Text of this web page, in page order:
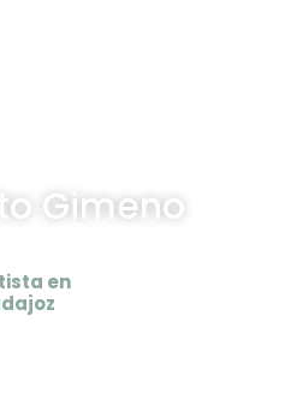
Gimeno
en